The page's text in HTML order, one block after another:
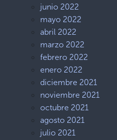
junio 2022
mayo 2022
abril 2022
marzo 2022
febrero 2022
enero 2022
diciembre 2021
noviembre 2021
octubre 2021
agosto 2021
julio 2021